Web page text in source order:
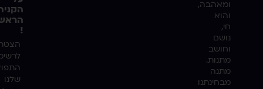
ומאהבה,
והוא
חי,
נושם
וחושב
מתנות.
מתנה
מבחינתנו
!
שלנו